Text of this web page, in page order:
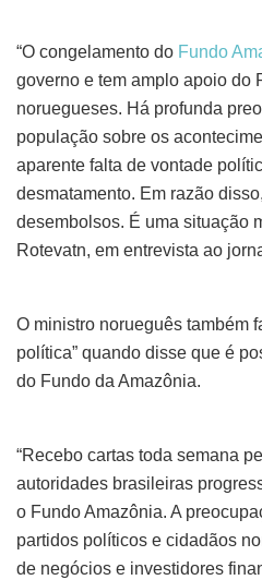
“O congelamento do Fundo
governo e tem amplo apoio do
noruegueses. Há profunda
população sobre os
aparente falta de vontade
desmatamento. Em razão
desembolsos. É uma situação
Rotevatn, em entrevista ao
O ministro norueguês também
política” quando disse que é
do Fundo da Amazônia.
“Recebo cartas toda semana
autoridades brasileiras
o Fundo Amazônia. A
partidos políticos e cidadãos
de negócios e investidores